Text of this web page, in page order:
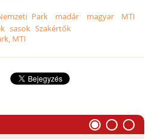
Park madár magyar
MTI
sasok Szakértők
MTI